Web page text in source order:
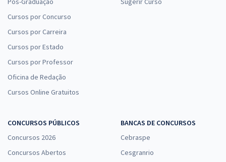
Cursos por Concurso
Cursos por Carreira
Cursos por Estado
Cursos por Professor
Oficina de Redação
Cursos Online Gratuitos
CONCURSOS PÚBLICOS
Concursos 2026
Concursos Abertos
BANCAS DE CONCURSOS
Cebraspe
Cesgranrio